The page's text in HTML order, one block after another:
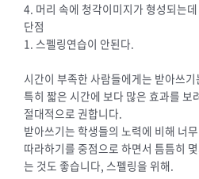
4. 머리 속에 청각이미지가 형성되는
단점
1. 스펠링연습이 안된다.
시간이 부족한 사람들에게는 받아쓰
특히 짧은 시간에 보다 많은 효과를 보
절대적으로 권합니다.
받아쓰기는 학생들의 노력에 비해 너
따라하기를 중점으로 하면서 틈틈히
는 것도 좋습니다, 스펠링을 위해.